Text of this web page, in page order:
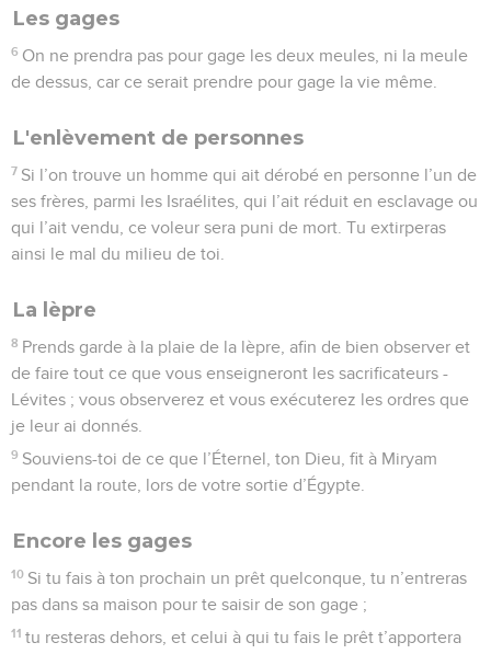
frère refuse de relever en Israël le nom de son frère, il ne
veut pas m’épouser comme beau-frère.
8 Les anciens de la ville l’appelleront et lui parleront. S’il
alors sa belle-sœur s’approchera de lui en présence des
anciens, lui ôtera sa sandale du pied et lui crachera au
visage. Elle fera une déclaration en ces termes : Ainsi sera
fait à l’homme qui ne veut pas édifier la maison de son frère.
10 Et le nom dont on l’appellera en Israël sera : la maison du
Coup interdit lors d'une bagarre
11 Lorsque des hommes se querelleront ensemble, l’un avec
l’autre, si la femme de l’un s’approche pour délivrer son mari
de la main de celui qui le frappe, si elle avance la main et
saisit ce dernier par les parties honteuses,
tu lui couperas la main, ton œil sera sans pitié.
L'honnêteté dans le commerce
13 Tu n’auras pas dans ton sac deux sortes de poids, un gros
et un petit.
14 Tu n’auras pas dans ta maison deux sortes d’épha, un